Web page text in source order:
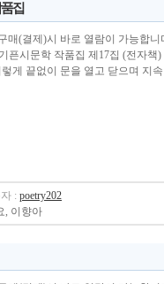
집
매(결제)시 바로 열람이 가능합
픈시문학 작품집 제17집 (전자
게 끝없이 문을 열고 닫으며 지
: poetry202
, 이향아